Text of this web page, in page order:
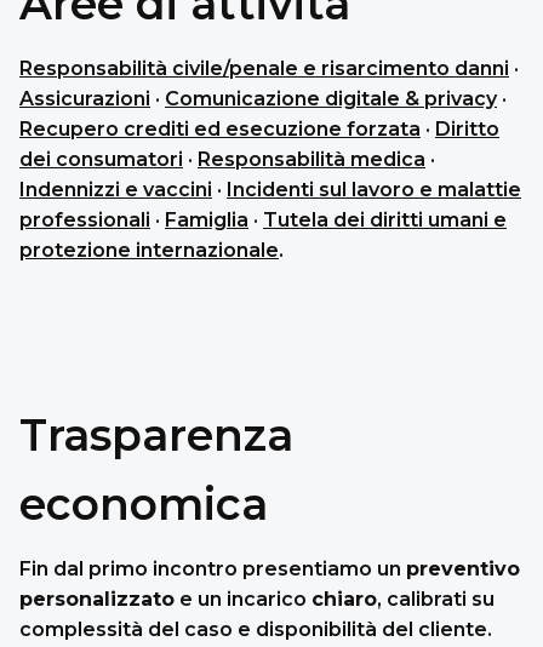
Responsabilità civile/penale e risarcimento danni ·
Assicurazioni · Comunicazione digitale & privacy·
Recupero crediti ed esecuzione forzata · Diritto
dei consumatori · Responsabilità medica ·
Indennizzi e vaccini · Incidenti sul lavoro e malattie
professionali · Famiglia · Tutela dei diritti umani e
protezione internazionale.
Trasparenza
economica
Fin dal primo incontro presentiamo un preventivo
personalizzato e un incarico chiaro, calibrati su
complessità del caso e disponibilità del cliente.